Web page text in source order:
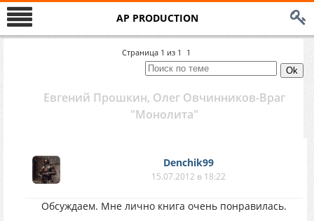
AP PRODUCTION
Страница 1 из 1 1
Евгений Прошкин, Олег Овчинников-Враг
"Монолита"
Denchik99
15.07.2012 в 18:22
Обсуждаем. Мне лично книга очень понравилась.